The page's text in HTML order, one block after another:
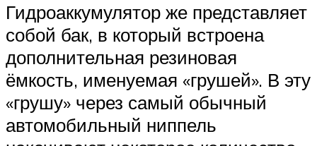
Гидроаккумулятор же представляет
собой бак, в который встроена
дополнительная резиновая
ёмкость, именуемая «грушей». В эту
«грушу» через самый обычный
автомобильный ниппель